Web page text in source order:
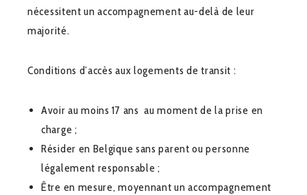
nécessitent un accompagnement au-delà de leur
majorité.
Conditions d’accès aux logements de transit :
Avoir au moins 17 ans au moment de la prise en
charge ;
Résider en Belgique sans parent ou personne
légalement responsable ;
Être en mesure, moyennant un accompagnement